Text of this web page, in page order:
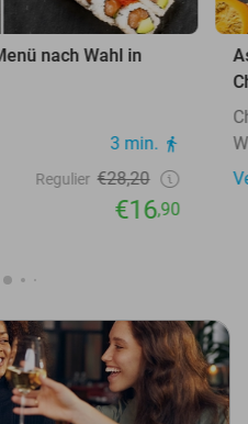
nach Wahl in
3 min.
Regulier €28,20
€16,90